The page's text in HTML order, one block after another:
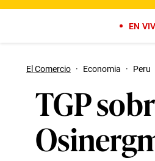
EN
El Comercio · Economia · Peru
TGP